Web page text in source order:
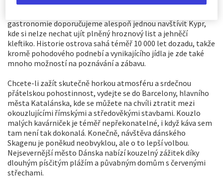
temperamentní španělské město s více než dvoutisíciletou
gastronomie doporučujeme alespoň jednou navštívit Kypr,
kde si nelze nechat ujít plněný hroznový list a jehněčí
kleftiko. Historie ostrova sahá téměř 10 000 let dozadu, takže
kromě pohodového podnebí a vynikajícího jídla je zde také
mnoho možností na poznávání a zábavu.
Chcete-li zažít skutečně horkou atmosféru a srdečnou
přátelskou pohostinnost, vydejte se do Barcelony, hlavního
města Katalánska, kde se můžete na chvíli ztratit mezi
okouzlujícími římskými a středověkými stavbami. Kouzlo
malých kavárniček je téměř nepřekonatelné, i když káva sem
tam není tak dokonalá. Konečně, návštěva dánského
Skagenu je poněkud neobvyklou, ale o to lepší volbou.
Nejsevernější město Dánska nabízí kouzelný zážitek díky
dlouhým písčitým plážím a půvabným domům s červenými
střechami.